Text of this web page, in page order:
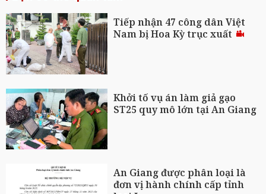
Tiếp nhận 47 công dân Việt
Nam bị Hoa Kỳ trục xuất
Khởi tố vụ án làm giả gạo
ST25 quy mô lớn tại An Giang
An Giang được phân loại là
đơn vị hành chính cấp tỉnh